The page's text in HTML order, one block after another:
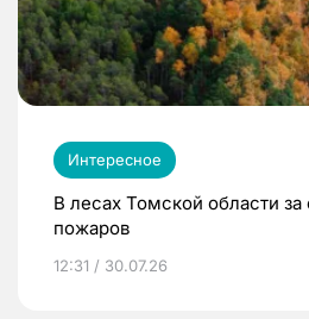
Интересное
В лесах Томской области за
пожаров
12:31 / 30.07.26